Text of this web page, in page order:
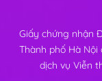
Giấy chứng nhận
Thành phố Hà
dịch vụ Viễn